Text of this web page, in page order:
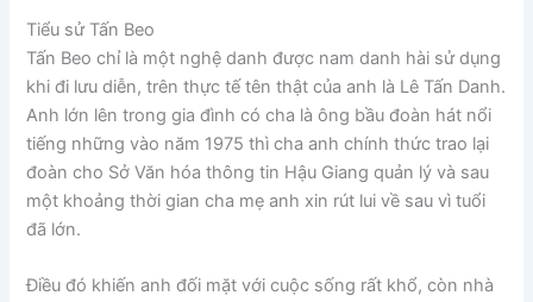
Tiểu sử Tấn Beo
Tấn Beo chỉ là một nghệ danh được nam danh hài sử dụng
khi đi lưu diễn, trên thực tế tên thật của anh là Lê Tấn Danh.
Anh lớn lên trong gia đình có cha là ông bầu đoàn hát nổi
tiếng những vào năm 1975 thì cha anh chính thức trao lại
đoàn cho Sở Văn hóa thông tin Hậu Giang quản lý và sau
một khoảng thời gian cha mẹ anh xin rút lui về sau vì tuổi
đã lớn.
Điều đó khiến anh đối mặt với cuộc sống rất khổ, còn nhà